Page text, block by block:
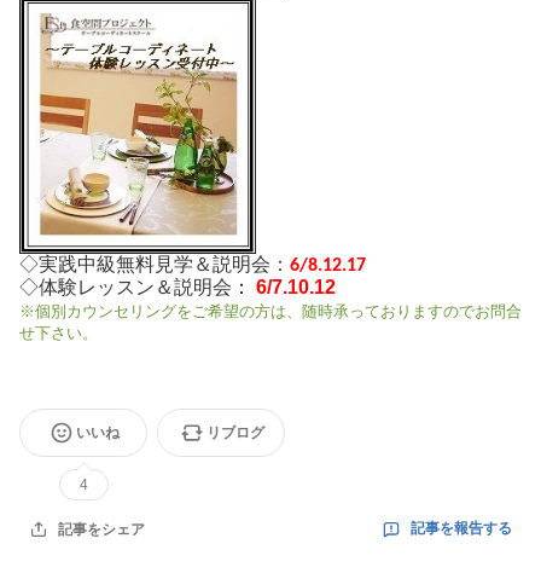
◇実践中級無料見学＆説明会 ： 6/8.12.17
◇体験レッスン＆説明会 ： 6/7.10.12
※個別カウンセリングをご希望の方は、随時承っておりますのでお問合
せ下さい。
いいね
4
リブログ
記事をシェア 記事を報告する